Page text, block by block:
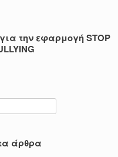
την εφαρμογή STOP
άρθρα